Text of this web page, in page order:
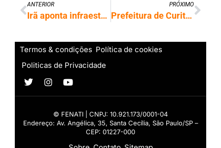
ANTERIOR
Irã aponta infraestrutura de big techs ligadas aos EUA e Israel como novos alvos
PRÓXIMO
Prefeitura de Curitiba abre vagas de estágio com bolsas até R$ 2,5 mil
Termos & condições Política de cookies
Politicas de Privacidade
© FENATI | CNPJ: 10.921.173/0001-04
Endereço: Av. Angélica, 35, Santa Cecília, São Paulo/SP –
CEP: 01227-000